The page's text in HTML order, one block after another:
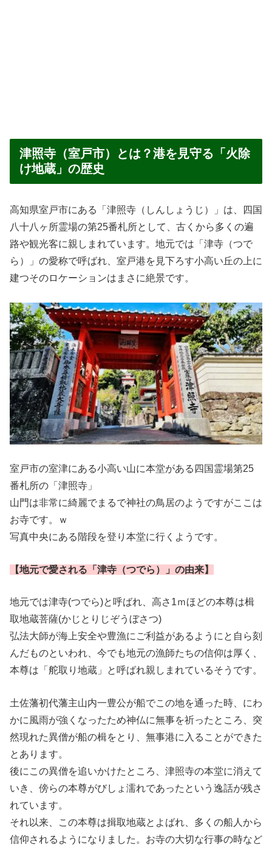
津照寺（室戸市）とは？港を見守る「火除
け地蔵」の歴史
高知県室戸市にある「津照寺（しんしょうじ）」は、四国
八十八ヶ所霊場の第25番札所として、古くから多くの遍
路や観光客に親しまれています。地元では「津寺（つで
ら）」の愛称で呼ばれ、室戸港を見下ろす小高い丘の上に
建つそのロケーションはまさに絶景です。
室戸市の室津にある小高い山に本堂がある四国霊場第25
番札所の「津照寺」
山門は非常に綺麗でまるで神社の鳥居のようですがここは
お寺です。ｗ
写真中央にある階段を登り本堂に行くようです。
【地元で愛される「津寺（つでら）」の由来】
地元では津寺(つでら)と呼ばれ、高さ1ｍほどの本尊は楫
取地蔵菩薩(かじとりじぞうぼさつ)
弘法大師が海上安全や豊漁にご利益があるようにと自ら刻
んだものといわれ、今でも地元の漁師たちの信仰は厚く、
本尊は「舵取り地蔵」と呼ばれ親しまれているそうです。
土佐藩初代藩主山内一豊公が船でこの地を通った時、にわ
かに風雨が強くなったため神仏に無事を祈ったところ、突
然現れた異僧が船の楫をとり、無事港に入ることができた
とあります。
後にこの異僧を追いかけたところ、津照寺の本堂に消えて
いき、傍らの本尊がびしょ濡れであったという逸話が残さ
れています。
それ以来、この本尊は揖取地蔵とよばれ、多くの船人から
信仰されるようになりました。お寺の大切な行事の時など